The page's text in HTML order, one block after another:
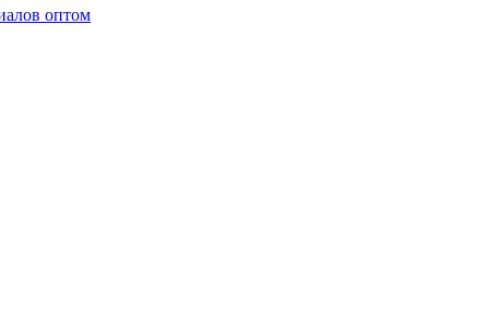
оптом